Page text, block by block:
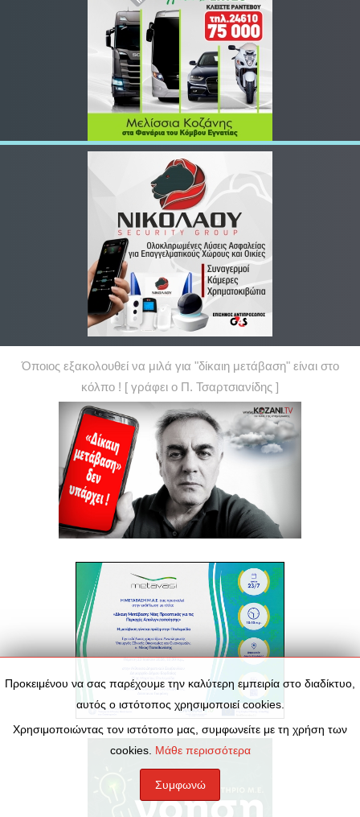
Προκειμένου να σας παρέχουμε την καλύτερη εμπειρία στο διαδίκτυο,
αυτός ο ιστότοπος χρησιμοποιεί cookies.
Χρησιμοποιώντας τον ιστότοπο μας, συμφωνείτε με τη χρήση των
cookies. Μάθε περισσότερα
Συμφωνώ
Όποιος εξακολουθεί να μιλά για "δίκαιη μετάβαση" είναι στο
κόλπο ! [ γράφει ο Π. Τσαρτσιανίδης ]